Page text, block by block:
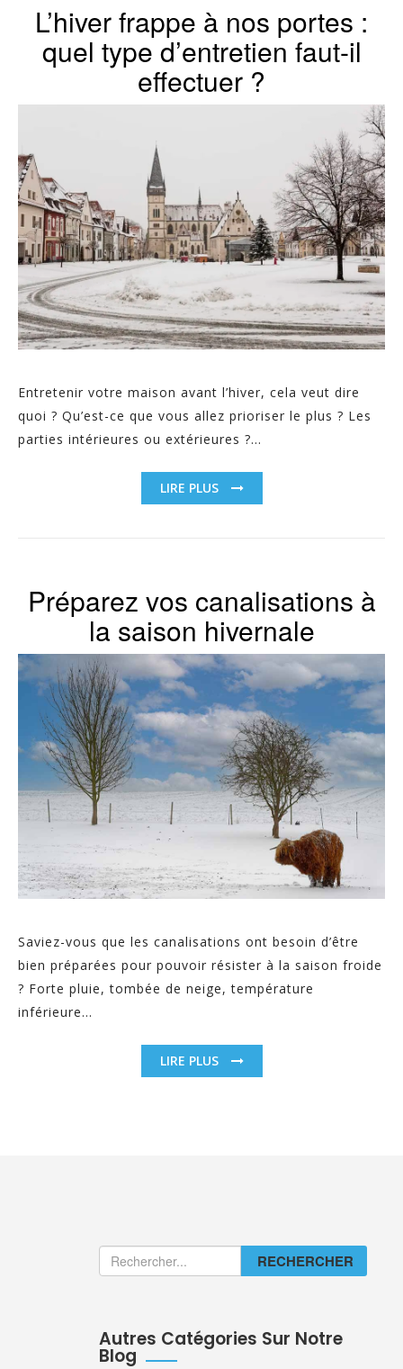
L’hiver frappe à nos portes :
quel type d’entretien faut-il
effectuer ?
Entretenir votre maison avant l’hiver, cela veut dire
quoi ? Qu’est-ce que vous allez prioriser le plus ? Les
parties intérieures ou extérieures ?...
LIRE PLUS
Préparez vos canalisations à
la saison hivernale
Saviez-vous que les canalisations ont besoin d’être
bien préparées pour pouvoir résister à la saison froide
? Forte pluie, tombée de neige, température
inférieure...
LIRE PLUS
RECHERCHER
Autres Catégories Sur Notre
Blog